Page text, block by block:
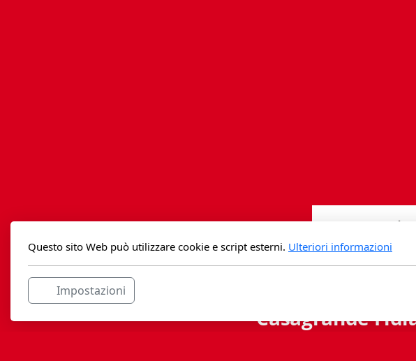
Casagrande
Questo sito Web può utilizzare cookie e script esterni. Ulteriori informazioni
Impostazioni